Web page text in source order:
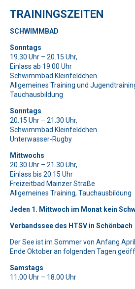
Bitte lasse dieses Feld leer.
Bitte beweise, dass du kein
Bitte lasse dieses Feld leer.
Bitte beweise, dass du kein
Bitte lasse dieses Feld leer.
Bitte beweise, dass du kein
Bitte lasse dieses Feld leer.
Bitte beweise, dass du kein
Bitte lasse dieses Feld leer.
Bitte beweise, dass du kein
Symbol
Bitte lasse dieses Feld leer.
Bitte beweise, dass du kein
Bitte lasse dieses Feld leer.
Bitte beweise, dass du kein
Bitte lasse dieses Feld leer.
Bitte beweise, dass du kein
SymbolAuto.
TRAININGSZEITEN
SCHWIMMBAD
Sonntags
19.30 Uhr – 20.15 Uhr,
Einlass ab 19.00 Uhr
Schwimmbad Kleinfeldchen
Allgemeines Training und
Tauchausbildung
Sonntags
20.15 Uhr – 21.30 Uhr,
Schwimmbad Kleinfeldchen
Unterwasser-Rugby
Mittwochs
20.30 Uhr – 21.30 Uhr,
Einlass bis 20.15 Uhr
Freizeitbad Mainzer Straße
Allgemeines Training, Tauchausbildung
Jeden 1. Mittwoch im Monat kein
Verbandssee des HTSV in Schönbach
Der See ist im Sommer von Anfang
Ende Oktober an folgenden Tagen
Samstags
11.00 Uhr – 18.00 Uhr